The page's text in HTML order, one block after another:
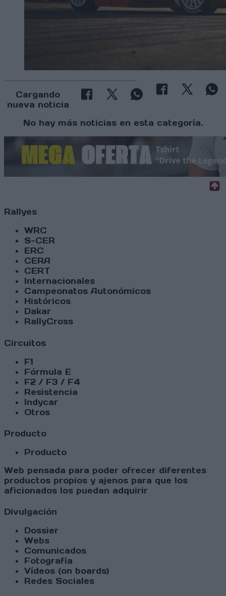
Cargando
nueva noticia
No hay más noticias en esta categoría.
Rallyes
WRC
S-CER
ERC
CERA
CERT
Internacionales
Campeonatos Autonómicos
Históricos
Dakar
RallyCross
Circuitos
F1
Fórmula E
F2 / F3 / F4
Resistencia
Indycar
Otros
Producto
Producto
Web pensada para poder ofrecer diferentes
productos propios y ajenos para que los
aficionados los puedan adquirir
Divulgación
Dossier
Webs
Comunicados
Fotografía
Vídeos (on boards)
Redes Sociales